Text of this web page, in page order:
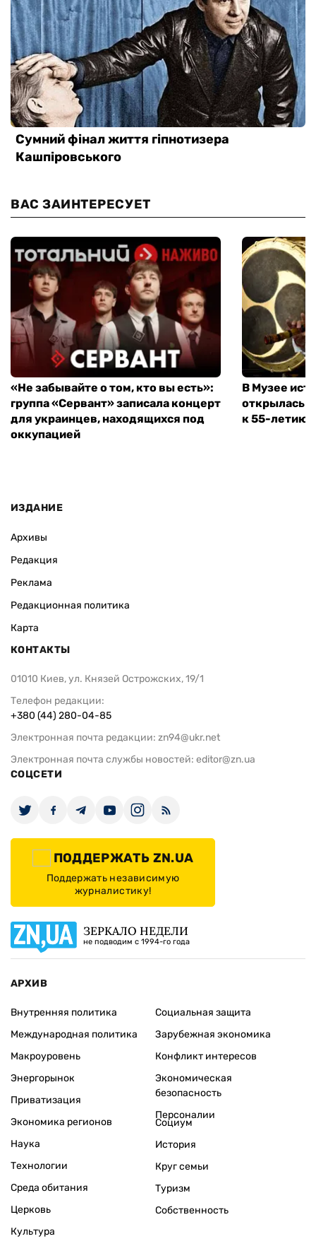
ВАС ЗАИНТЕРЕСУЕТ
«Не забывайте о том, кто вы есть»:
группа «Сервант» записала концерт
для украинцев, находящихся под
оккупацией
В Музее
открылась
к 55-летию
ИЗДАНИЕ
Архивы
Редакция
Реклама
Редакционная политика
Карта
КОНТАКТЫ
01010 Киев, ул. Князей Острожских, 19/1
Телефон редакции:
+380 (44) 280-04-85
Электронная почта редакции: zn94@ukr.net
Электронная почта службы новостей: editor@zn.ua
СОЦСЕТИ
ПОДДЕРЖАТЬ ZN.UA
Поддержать независимую
журналистику!
ЗЕРКАЛО НЕДЕЛИ
не подводим с 1994-го года
АРХИВ
Внутренняя политика
Международная политика
Макроуровень
Энергорынок
Приватизация
Экономика регионов
Социальная защита
Зарубежная экономика
Конфликт интересов
Экономическая
безопасность
Персоналии
Наука
Технологии
Среда обитания
Церковь
Культура
Социум
История
Круг семьи
Туризм
Собственность